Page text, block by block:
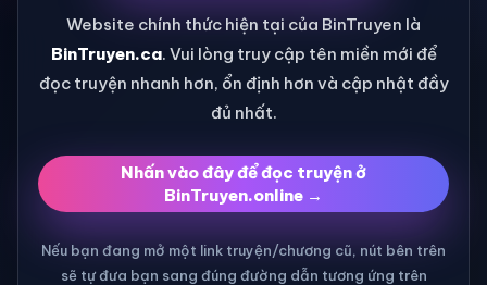
Website chính thức hiện tại của BinTruyen là
BinTruyen.ca. Vui lòng truy cập tên miền mới để
đọc truyện nhanh hơn, ổn định hơn và cập nhật đầy
đủ nhất.
Nhấn vào đây để đọc truyện ở
BinTruyen.online →
Nếu bạn đang mở một link truyện/chương cũ, nút bên trên
sẽ tự đưa bạn sang đúng đường dẫn tương ứng trên